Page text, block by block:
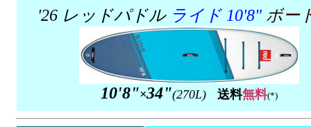
'26 レッドパドル ライド 10'8" ボー
10'8"×34"(270L) 送料無料(*)